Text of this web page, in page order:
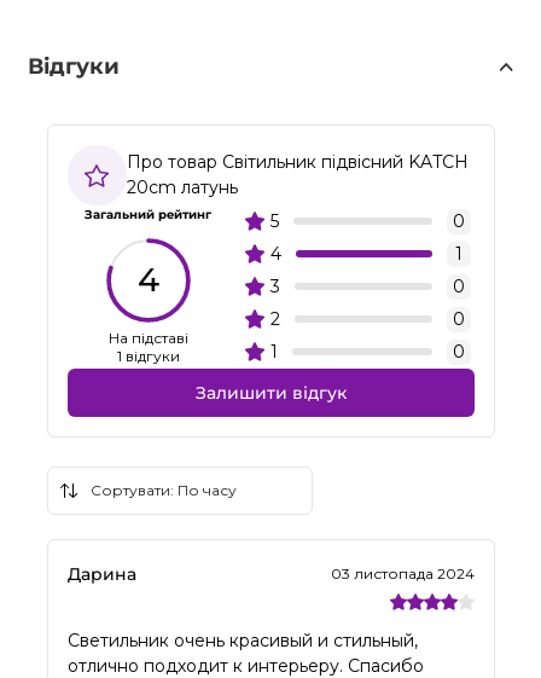
Відгуки
Про товар Світильник підвісний KATCH
20cm латунь
Загальний рейтинг
4
На підставі
1 відгуки
5
0
4
1
3
0
2
0
1
0
Залишити відгук
Дарина 03 листопада 2024
Светильник очень красивый и стильный,
отлично подходит к интерьеру. Спасибо